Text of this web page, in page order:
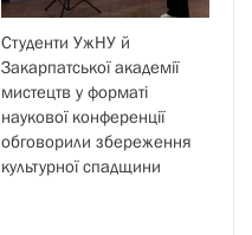
Студенти УжНУ й
Закарпатської академії
мистецтв у форматі
наукової конференції
обговорили збереження
культурної спадщини